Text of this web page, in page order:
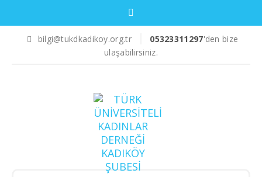
bilgi@tukdkadikoy.org.tr 05323311297'den bize
ulaşabilirsiniz.